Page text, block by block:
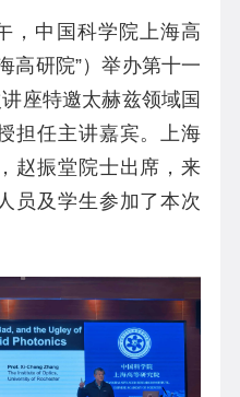
，中国科学院上海高
高研院”）举办第十一
座特邀太赫兹领域国
担任主讲嘉宾。上海
，赵振堂院士出席 ，来
员及学生参加了本次